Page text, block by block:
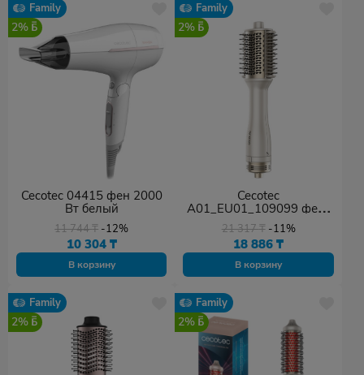
Family
2%
Cecotec 04415 фен 2000
Вт белый
11 744₸ -12%
10 304 ₸
В корзину
Family
2%
Cecotec
A01_EU01_109099 фен-
щетка 1200 Вт белый
21 317₸ -11%
18 886₸
В корзину
Family
2%
Family
2%